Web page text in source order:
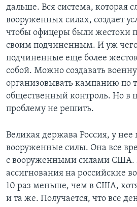
дальше. Вся система, которая
вооруженных силах, создает
чтобы офицеры были жестоки
своим подчиненным. И уж чего
подчиненные еще более
собой. Можно создавать
организовывать кампанию по
общественный контроль. Но в
проблему не решить.
Великая держава Россия, у
вооруженные силы. Она все
с вооруженными силами США.
ассигнования на российские
10 раз меньше, чем в США,
и та же. Получается, что все